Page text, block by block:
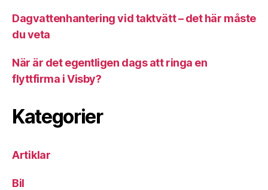
Dagvattenhantering vid taktvätt – det här måste
du veta
När är det egentligen dags att ringa en
flyttfirma i Visby?
Kategorier
Artiklar
Bil